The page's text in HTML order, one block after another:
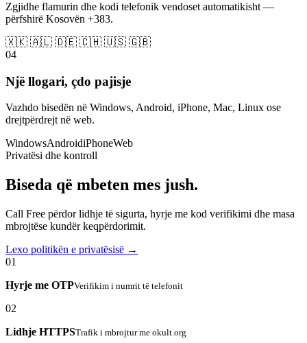
Zgjidhe flamurin dhe kodi telefonik vendoset automatikisht —
përfshirë Kosovën +383.
🇽🇰 🇦🇱 🇩🇪 🇨🇭 🇺🇸 🇬🇧
04
Një llogari, çdo pajisje
Vazhdo bisedën në Windows, Android, iPhone, Mac, Linux ose
drejtpërdrejt në web.
WindowsAndroidiPhoneWeb
Privatësi dhe kontroll
Biseda që mbeten mes jush.
Call Free përdor lidhje të sigurta, hyrje me kod verifikimi dhe masa
mbrojtëse kundër keqpërdorimit.
Lexo politikën e privatësisë →
01
Hyrje me OTPVerifikim i numrit të telefonit
02
Lidhje HTTPSTrafik i mbrojtur me okult.org